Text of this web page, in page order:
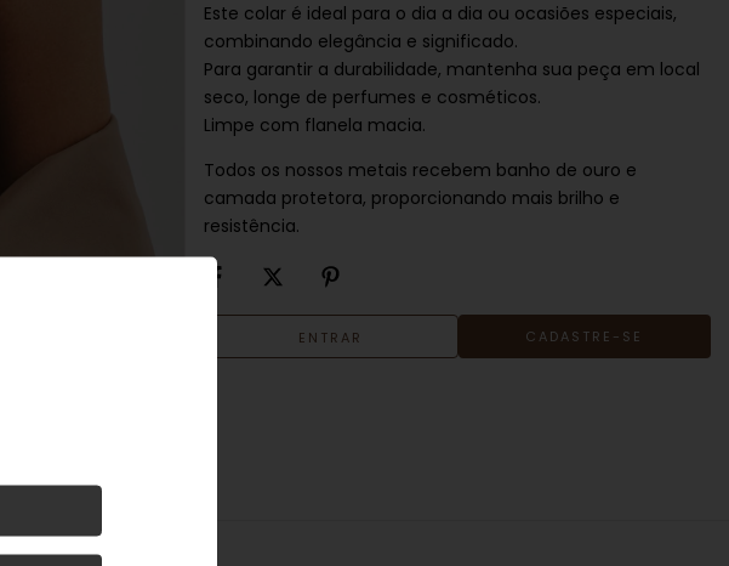
Este colar é ideal para o dia a dia ou ocasiões especiais,
combinando elegância e significado.
Para garantir a durabilidade, mantenha sua peça em local
seco, longe de perfumes e cosméticos.
Limpe com flanela macia.
Todos os nossos metais recebem banho de ouro e
camada protetora, proporcionando mais brilho e
resistência.
ENTRAR CADASTRE-SE